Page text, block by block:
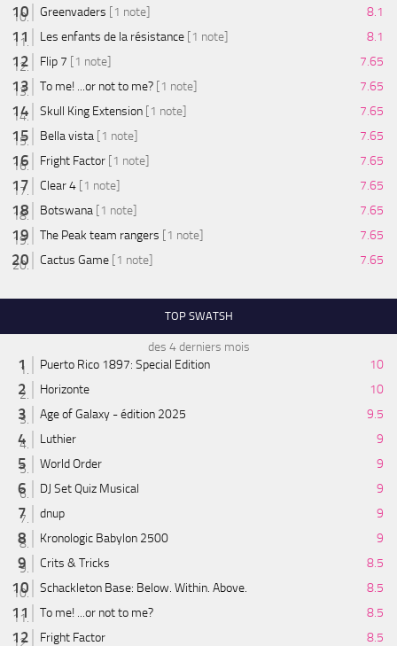
Greenvaders [1 note]
8.1
Les enfants de la résistance [1 note]
8.1
Flip 7 [1 note]
7.65
To me! ...or not to me? [1 note]
7.65
Skull King Extension [1 note]
7.65
Bella vista [1 note]
7.65
Fright Factor [1 note]
7.65
Clear 4 [1 note]
7.65
Botswana [1 note]
7.65
The Peak team rangers [1 note]
7.65
Cactus Game [1 note] 7.65
TOP SWATSH
des 4 derniers mois
Puerto Rico 1897: Special Edition
10
Horizonte
10
Age of Galaxy - édition 2025
9.5
Luthier
9
World Order
9
DJ Set Quiz Musical
9
dnup
9
Kronologic Babylon 2500
9
Crits & Tricks
8.5
Schackleton Base: Below. Within. Above.
8.5
To me! ...or not to me?
8.5
Fright Factor
8.5